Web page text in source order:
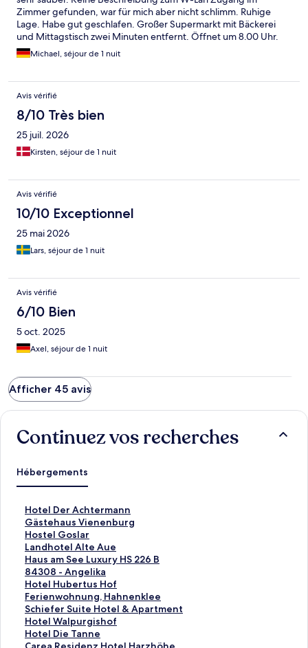
Zimmer gefunden, war für mich aber nicht schlimm. Ruhige
Lage. Habe gut geschlafen. Großer Supermarkt mit Bäckerei
und Mittagstisch zwei Minuten entfernt. Öffnet um 8.00 Uhr.
Ich wollte für die eine Nacht etwas Günstigeres. Hab eine gute
Wahl getroffen, da gutes Preisleistungsverhältnis
Michael, séjour de 1 nuit
Avis vérifié
8/10 Très bien
25 juil. 2026
Kirsten, séjour de 1 nuit
Avis vérifié
10/10 Exceptionnel
25 mai 2026
Lars, séjour de 1 nuit
Avis vérifié
6/10 Bien
5 oct. 2025
Axel, séjour de 1 nuit
Afficher 45 avis
Continuez vos recherches
Hébergements
Hotel Der Achtermann
L
i
e
n
o
u
v
r
a
n
t
l
Gästehaus Vienenburg
L
i
e
n
o
u
v
r
a
n
t
Hostel Goslar
L
i
e
n
o
u
v
r
a
n
Landhotel Alte Aue
L
i
e
n
o
u
v
r
a
Haus am See Luxury HS 226 B
L
i
e
n
o
u
v
r
84308 - Angelika
L
i
e
n
o
u
v
Hotel Hubertus Hof
L
i
e
n
o
u
Ferienwohnung, Hahnenklee
L
i
e
n
o
Schiefer Suite Hotel & Apartment
L
i
e
n
Hotel Walpurgishof
L
i
e
Hotel Die Tanne
L
iL